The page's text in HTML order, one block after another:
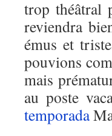
trop théâtral
reviendra
émus et
pouvions
mais
au poste
temporada